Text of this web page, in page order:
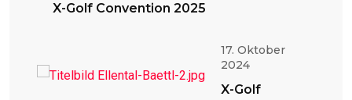
X-Golf Convention 2025
17. Oktober
2024
X-Golf